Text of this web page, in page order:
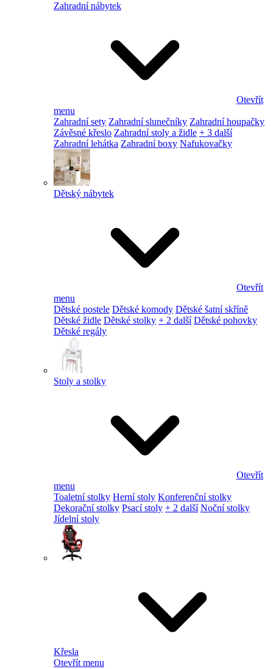
Zahradní nábytek
Otevřít
menu
Zahradní sety Zahradní slunečníky Zahradní houpačky
Závěsné křeslo Zahradní stoly a židle + 3 další
Zahradní lehátka Zahradní boxy Nafukovačky
Dětský nábytek
Otevřít
menu
Dětské postele Dětské komody Dětské šatní skříně
Dětské židle Dětské stolky + 2 další Dětské pohovky
Dětské regály
Stoly a stolky
Otevřít
menu
Toaletní stolky Herní stoly Konferenční stolky
Dekorační stolky Psací stoly + 2 další Noční stolky
Jídelní stoly
Křesla
Otevřít menu